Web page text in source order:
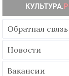
Обратная связь
Новости
Вакансии